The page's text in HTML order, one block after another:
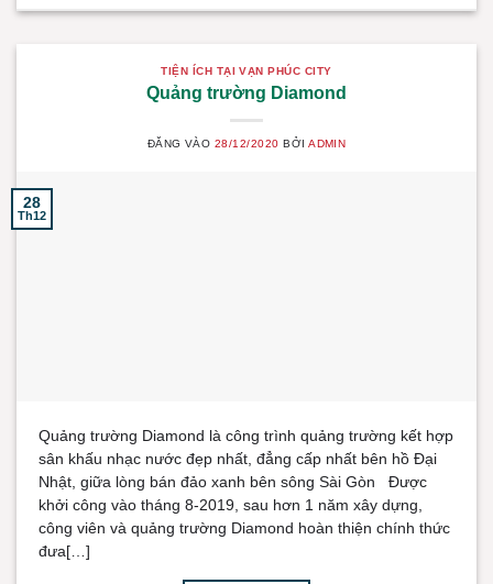
TIỆN ÍCH TẠI VẠN PHÚC CITY
Quảng trường Diamond
ĐĂNG VÀO 28/12/2020 BỞIADMIN
28
Th12
Quảng trường Diamond là công trình quảng trường kết hợp
sân khấu nhạc nước đẹp nhất, đẳng cấp nhất bên hồ Đại
Nhật, giữa lòng bán đảo xanh bên sông Sài Gòn Được
khởi công vào tháng 8-2019, sau hơn 1 năm xây dựng,
công viên và quảng trường Diamond hoàn thiện chính thức
đưa[…]